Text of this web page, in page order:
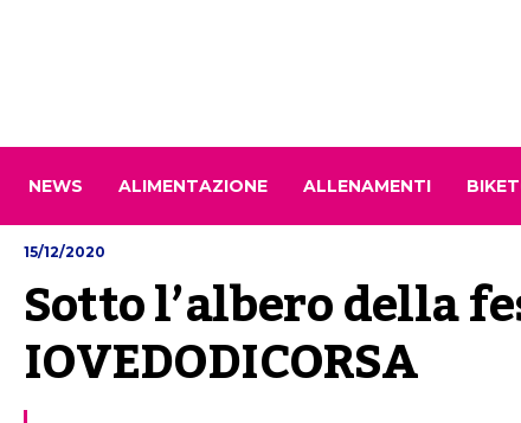
NEWS ALIMENTAZIONE ALLENAMENTI
15/12/2020
Sotto l’albero della
IOVEDODICORSA